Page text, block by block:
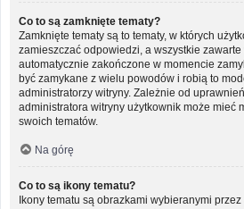
Co to są zamknięte tematy?
Zamknięte tematy są to tematy, w których
zamieszczać odpowiedzi, a wszystkie zawarte
automatycznie zakończone w momencie
być zamykane z wielu powodów i robią to
administratorzy witryny. Zależnie od
administratora witryny użytkownik może mieć
swoich tematów.
Na górę
Co to są ikony tematu?
Ikony tematu są obrazkami wybieranymi